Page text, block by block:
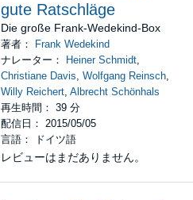
gute Ratschläge
Die große Frank-Wedekind-Box
著者：
Frank Wedekind
ナレーター：
Heiner Schmidt,
Christiane Davis,Wolfgang Reinsch,
Willy Reichert,Albrecht Schönhals
再生時間： 39 分
配信日： 2015/05/05
言語： ドイツ語
レビューはまだありません。